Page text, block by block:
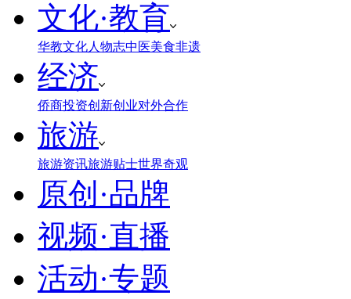
文化·教育
华教文化人物志中医美食非遗
经济
侨商投资创新创业对外合作
旅游
旅游资讯旅游贴士世界奇观
原创·品牌
视频·直播
活动·专题